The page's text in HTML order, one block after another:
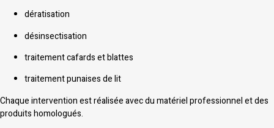
dératisation
désinsectisation
traitement cafards et blattes
traitement punaises de lit
Chaque intervention est réalisée avec du matériel professionnel et des
produits homologués.